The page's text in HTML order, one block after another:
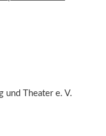
und Theater e. V.